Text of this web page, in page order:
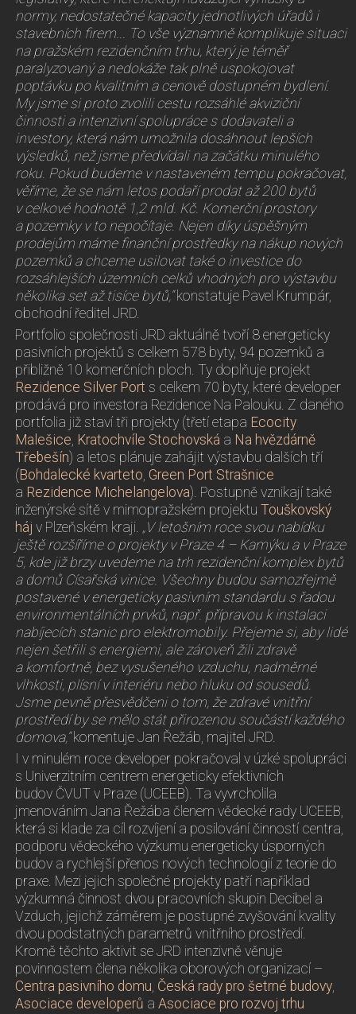
normy, nedostatečné kapacity jednotlivých úřadů i
stavebních firem... To vše významně komplikuje situaci
na pražském rezidenčním trhu, který je téměř
paralyzovaný a nedokáže tak plně uspokojovat
poptávku po kvalitním a cenově dostupném bydlení.
My jsme si proto zvolili cestu rozsáhlé akviziční
činnosti a intenzivní spolupráce s dodavateli a
investory, která nám umožnila dosáhnout lepších
výsledků, než jsme předvídali na začátku minulého
roku. Pokud budeme v nastaveném tempu pokračovat,
věříme, že se nám letos podaří prodat až 200 bytů
v celkové hodnotě 1,2 mld. Kč. Komerční prostory
a pozemky v to nepočítaje. Nejen díky úspěšným
prodejům máme finanční prostředky na nákup nových
pozemků a chceme usilovat také o investice do
rozsáhlejších územních celků vhodných pro výstavbu
několika set až tisíce bytů,“konstatuje Pavel Krumpár,
obchodní ředitel JRD.
Portfolio společnosti JRD aktuálně tvoří 8 energeticky
pasivních projektů s celkem 578 byty, 94 pozemků a
přibližně 10 komerčních ploch. Ty doplňuje projekt
Rezidence Silver Port s celkem 70 byty, které developer
prodává pro investora Rezidence Na Palouku. Z daného
portfolia již staví tři projekty (třetí etapa Ecocity
Malešice Kratochvíle Stochovská a Na hvězdárně
Třebešín) a letos plánuje zahájit výstavbu dalších tří
(Bohdalecké kvarteto Green Port Strašnice
a Rezidence Michelangelova). Postupně vznikají také
inženýrské sítě v mimopražském projektuTouškovský
háj v Plzeňském kraji. „V letošním roce svou nabídku
ještě rozšíříme o projekty v Praze 4 – Kamýku a v Praze
5, kde již brzy uvedeme na trh rezidenční komplex bytů
a domů Císařská vinice. Všechny budou samozřejmě
postavené v energeticky pasivním standardu s řadou
environmentálních prvků, např. přípravou k instalaci
nabíjecích stanic pro elektromobily. Přejeme si, aby lidé
nejen šetřili s energiemi, ale zároveň žili zdravě
a komfortně, bez vysušeného vzduchu, nadměrné
vlhkosti, plísní v interiéru nebo hluku od sousedů.
Jsme pevně přesvědčeni o tom, že zdravé vnitřní
prostředí by se mělo stát přirozenou součástí každého
domova,“komentuje Jan Řežáb, majitel JRD.
I v minulém roce developer pokračoval v úzké spolupráci
s Univerzitním centrem energeticky efektivních
budov ČVUT v Praze (UCEEB). Ta vyvrcholila
jmenováním Jana Řežába členem vědecké rady UCEEB,
která si klade za cíl rozvíjení a posilování činností centra,
podporu vědeckého výzkumu energeticky úsporných
budov a rychlejší přenos nových technologií z teorie do
praxe. Mezi jejich společné projekty patří například
výzkumná činnost dvou pracovních skupin Decibel a
Vzduch, jejichž záměrem je postupné zvyšování kvality
dvou podstatných parametrů vnitřního prostředí.
Kromě těchto aktivit se JRD intenzivně věnuje
povinnostem člena několika oborových organizací –
Centra pasivního domu Česká rady pro šetrné budovy
Asociace developerů aAsociace pro rozvoj trhu